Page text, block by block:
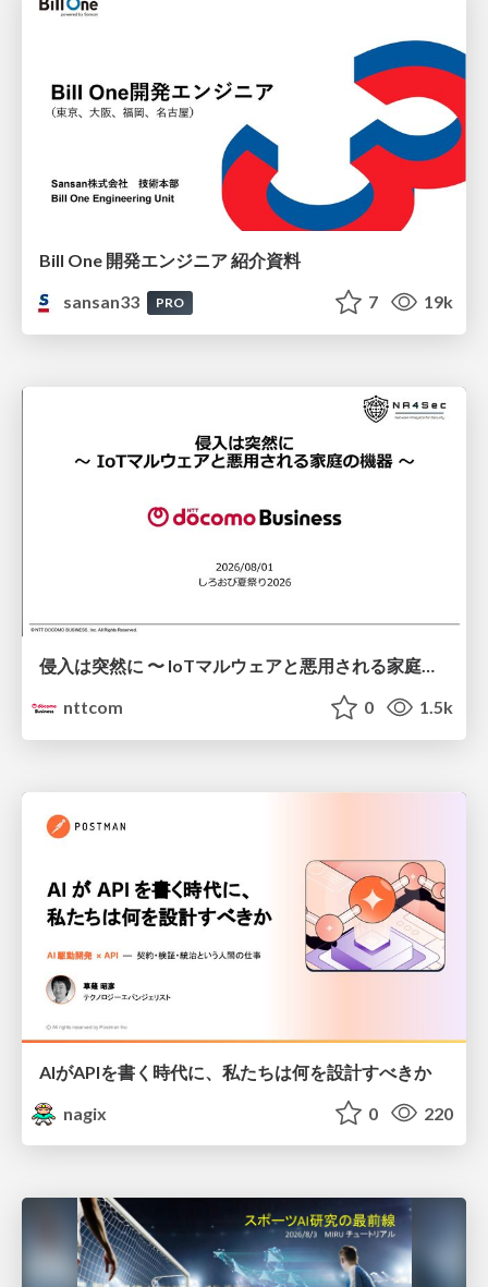
Bill One 開発エンジニア 紹介資料
sansan33
PRO 7 19k
侵入は突然に 〜 IoTマルウェアと悪用される家庭の機器 ～ / When Intrusion Strikes: IoT Malware and the Abuse of Home Devices
nttcom
0 1.5k
AIがAPIを書く時代に、私たちは何を設計すべきか
nagix
0 220